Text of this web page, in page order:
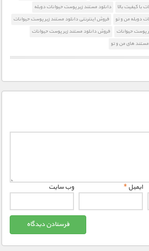
با کیفیت بالا
دانلود مستند زیر پوست حیوانات دوبله
دوبله من و تو
فروش اینترنتی دانلود مستند زیر پوست حیوانات
پوست حیوانات
فروش دانلود مستند زیر پوست حیوانات
های من و تو
ایمیل* وب‌ سایت